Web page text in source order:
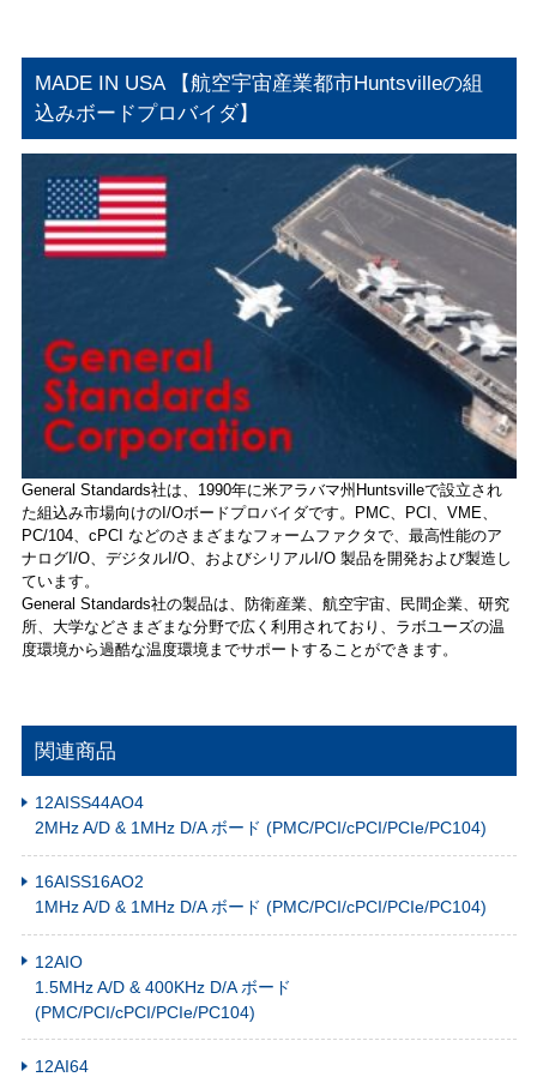
MADE IN USA 【航空宇宙産業都市Huntsvilleの組
込みボードプロバイダ】
General Standards社は、1990年に米アラバマ州Huntsvilleで設立され
た組込み市場向けのI/Oボードプロバイダです。PMC、PCI、VME、
PC/104、cPCI などのさまざまなフォームファクタで、最高性能のア
ナログI/O、デジタルI/O、およびシリアルI/O 製品を開発および製造し
ています。
General Standards社の製品は、防衛産業、航空宇宙、民間企業、研究
所、大学などさまざまな分野で広く利用されており、ラボユーズの温
度環境から過酷な温度環境までサポートすることができます。
関連商品
12AISS44AO4
2MHz A/D & 1MHz D/A ボード (PMC/PCI/cPCI/PCIe/PC104)
16AISS16AO2
1MHz A/D & 1MHz D/A ボード (PMC/PCI/cPCI/PCIe/PC104)
12AIO
1.5MHz A/D & 400KHz D/A ボード
(PMC/PCI/cPCI/PCIe/PC104)
12AI64